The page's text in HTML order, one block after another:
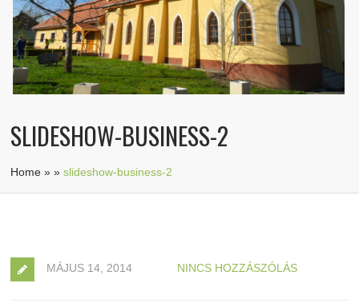
SLIDESHOW-BUSINESS-2
Home »»slideshow-business-2
MÁJUS 14, 2014 NINCS HOZZÁSZÓLÁS